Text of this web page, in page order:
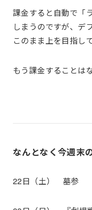
課金すると自動で「
しまうのですが、デ
このまま上を目指し
もう課金することは
なんとなく今週末
22日（土） 墓参